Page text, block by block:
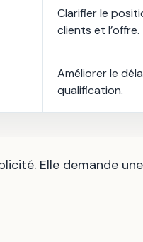
Clarifier le
clients et l’offre.
Améliorer le
qualification.
Elle demande